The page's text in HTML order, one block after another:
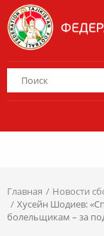
Главная
Новости
Хусейн Шодиев:
болельщикам – за